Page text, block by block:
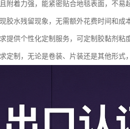
附着力强，能紧密贴合地毯表面，不
胶水残留现象，无需额外花费时间和成
提供个性化定制服务，可定制胶黏剂
定制，无论是卷装、片装还是其他形式